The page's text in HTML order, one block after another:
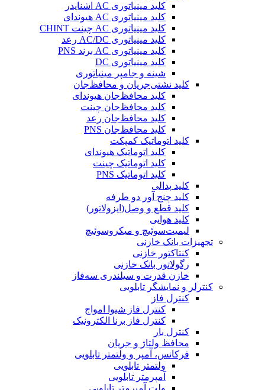
کلید مینیاتوری AC اشنایدر
کلید مینیاتوری AC هیوندای
کلید مینیاتوری AC چینت CHINT
کلید مینیاتوری AC/DC رعد
کلید مینیاتوری AC برند PNS
کلید مینیاتوری DC
شینه و جامپر مینیاتوری
کلید نشتی‌جریان و محافظ‌جان
کلید محافظ‌جان هیوندای
کلید محافظ‌جان چینت
کلید محافظ‌جان رعد
کلید محافظ‌جان PNS
کلید اتوماتیک کمپکت
کلید اتوماتیک هیوندای
کلید اتوماتیک چینت
کلید اتوماتیک PNS
کلید پدالی
کلید چنج آور دو طرفه
کلید قطع و وصل(ایزولاتور)
کلید هوایی
لیمیت‌سوئیچ و میکروسوئیچ
تجهیزات بانک خازنی
کنتاکتور خازنی
رگولاتور بانک خازنی
خازن قدرت و سیلندری سه‌فاز
کنترلر و نمایشگر تابلویی
کنترل فاز
کنترل فاز شیوا امواج
کنترل فاز برنا الکترونیک
کنترل بار
محافظ ولتاژ و جریان
فرکانس، آمپر و ولتمتر تابلویی
ولتمتر تابلویی
آمپرمتر تابلویی
ولت آمپرمتر تابلویی